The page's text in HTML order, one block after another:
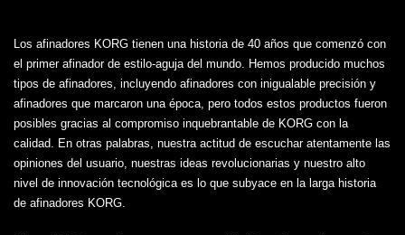
Los afinadores KORG tienen una historia de 40 años que comenzó con
el primer afinador de estilo-aguja del mundo. Hemos producido muchos
tipos de afinadores, incluyendo afinadores con inigualable precisión y
afinadores que marcaron una época, pero todos estos productos fueron
posibles gracias al compromiso inquebrantable de KORG con la
calidad. En otras palabras, nuestra actitud de escuchar atentamente las
opiniones del usuario, nuestras ideas revolucionarias y nuestro alto
nivel de innovación tecnológica es lo que subyace en la larga historia
de afinadores KORG.